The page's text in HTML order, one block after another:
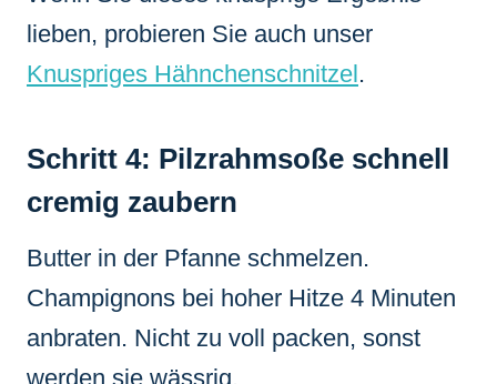
lieben, probieren Sie auch unser
Knuspriges Hähnchenschnitzel.
Schritt 4: Pilzrahmsoße schnell
cremig zaubern
Butter in der Pfanne schmelzen.
Champignons bei hoher Hitze 4 Minuten
anbraten. Nicht zu voll packen, sonst
werden sie wässrig.